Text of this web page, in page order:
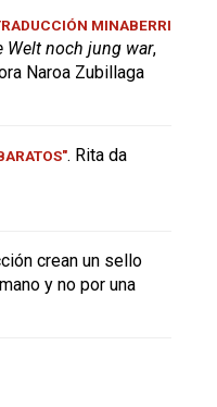
MINABERRI
Welt noch jung war,
Naroa Zubillaga
. Rita da
crean un sello
y no por una